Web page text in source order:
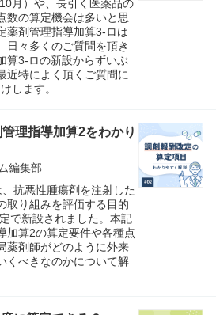
月）や、長引く医薬品の
数の算定機会は多いと思
薬剤管理指導加算3-ロは
日々多くのご質問を頂き
算3-ロの新設からずいぶ
近特によく頂くご質問に
します。
理指導加算2をわかり
編集部
抗悪性腫瘍剤を注射した
取り組みを評価する目的
で新設されました。本記
加算2の算定要件や各種点
薬剤師がどのように外来
くべきなのかについて解